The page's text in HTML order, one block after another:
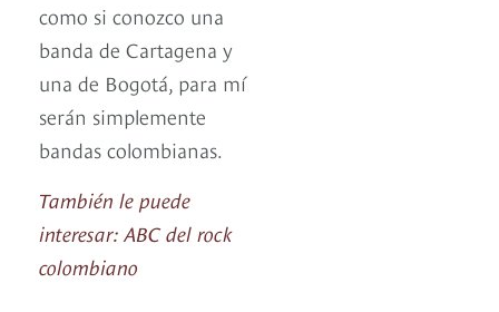
como si conozco una
banda de Cartagena y
una de Bogotá, para mí
serán simplemente
bandas colombianas.
También le puede
interesar: ABC del rock
colombiano